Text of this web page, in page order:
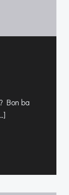
Bon ba